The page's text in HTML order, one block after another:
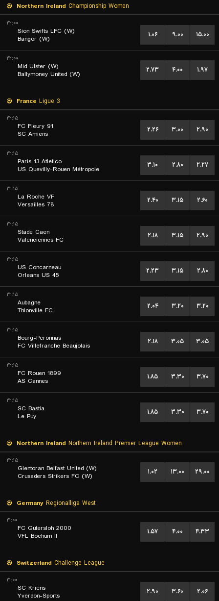
Northern Ireland Championship Women
۲۲:۰۰
Sion Swifts LFC (W)
Bangor (W)
۱.۰۶ ۹.۰۰ ۱۵.۰۰
۲۲:۰۰
Mid Ulster (W)
Ballymoney United (W)
۲.۷۳ ۴.۰۰ ۱.۹۷
France Ligue 3
۲۲:۱۵
FC Fleury 91
SC Amiens
۲.۲۶ ۳.۰۰ ۲.۹۰
۲۲:۱۵
Paris 13 Atletico
US Quevilly-Rouen Métropole
۳.۱۰ ۲.۸۰ ۲.۲۷
۲۲:۱۵
La Roche VF
Versailles 78
۲.۴۰ ۳.۱۵ ۲.۶۰
۲۲:۱۵
Stade Caen
Valenciennes FC
۲.۱۸ ۳.۱۵ ۲.۹۰
۲۲:۱۵
US Concarneau
Orleans US 45
۲.۲۳ ۳.۱۵ ۲.۸۰
۲۲:۱۵
Aubagne
Thionville FC
۲.۰۴ ۳.۲۰ ۳.۲۰
۲۲:۱۵
Bourg-Peronnas
FC Villefranche Beaujolais
۲.۱۸ ۳.۰۵ ۳.۰۵
۲۲:۱۵
FC Rouen 1899
AS Cannes
۱.۸۵ ۳.۳۰ ۳.۷۰
۲۲:۱۵
SC Bastia
Le Puy
۱.۸۵ ۳.۳۰ ۳.۷۰
Northern Ireland Northern Ireland Premier League Women
۲۲:۱۵
Glentoran Belfast United (W)
Crusaders Strikers FC (W)
۱.۰۲ ۱۳.۰۰ ۲۹.۰۰
Germany Regionalliga West
۲۱:۰۰
FC Gutersloh 2000
VFL Bochum II
۱.۵۷ ۴.۰۰ ۴.۳۳
Switzerland Challenge League
۲۱:۰۰
SC Kriens
Yverdon-Sports
۲.۹۰ ۳.۶۰ ۲.۰۶